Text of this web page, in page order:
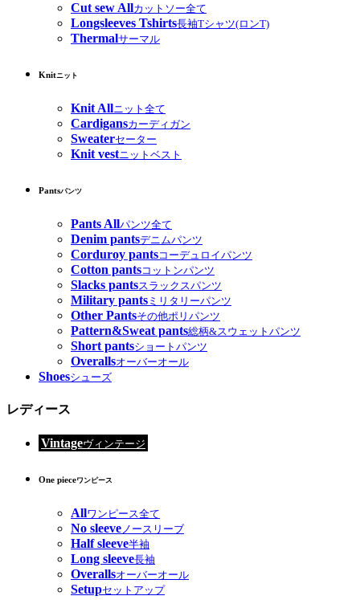
Cut sew Allカットソー全て
Longsleeves Tshirts長袖Tシャツ(ロンT)
Thermalサーマル
Knitニット
Knit Allニット全て
Cardigansカーディガン
Sweaterセーター
Knit vestニットベスト
Pantsパンツ
Pants Allパンツ全て
Denim pantsデニムパンツ
Corduroy pantsコーデュロイパンツ
Cotton pantsコットンパンツ
Slacks pantsスラックスパンツ
Military pants ミリタリーパンツ
Other Pantsその他ポリパンツ
Pattern&Sweat pants総柄&スウェットパンツ
Short pantsショートパンツ
Overallsオーバーオール
Shoesシューズ
レディース
Vintageヴィンテージ
One pieceワンピース
Allワンピース全て
No sleeve ノースリーブ
Half sleeve半袖
Long sleeve長袖
Overallsオーバーオール
Setupセットアップ